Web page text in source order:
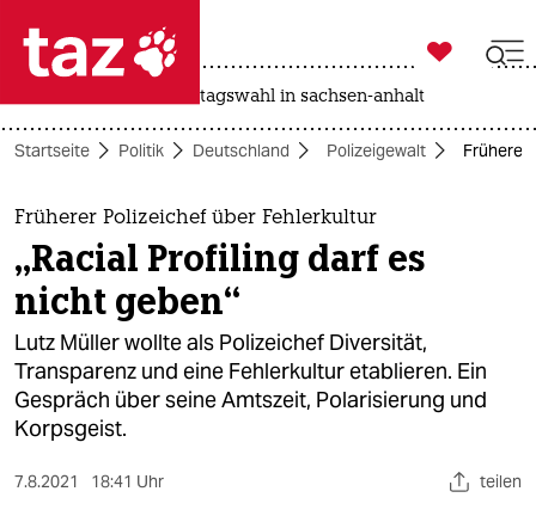
 taz zahl ich
taz zahl ich
themen
politik
öko
gesellschaft
kultur
sport

taz zahl ich
landtagswahl in sachsen-anhalt
Startseite Politik Deutschland Polizeigewalt Früherer
Früherer Polizeichef über Fehlerkultur
„Racial Profiling darf es
nicht geben“
Lutz Müller wollte als Polizeichef Diversität,
Transparenz und eine Fehlerkultur etablieren. Ein
Gespräch über seine Amtszeit, Polarisierung und
Korpsgeist.
7.8.2021 18:41 Uhr teilen